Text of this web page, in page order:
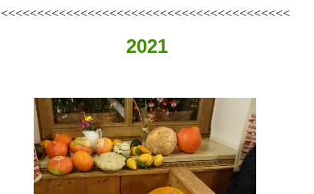
<<<<<<<<<<<<<<<<<<<<<<<<<<<<<<<<<<<<<<<<
2021